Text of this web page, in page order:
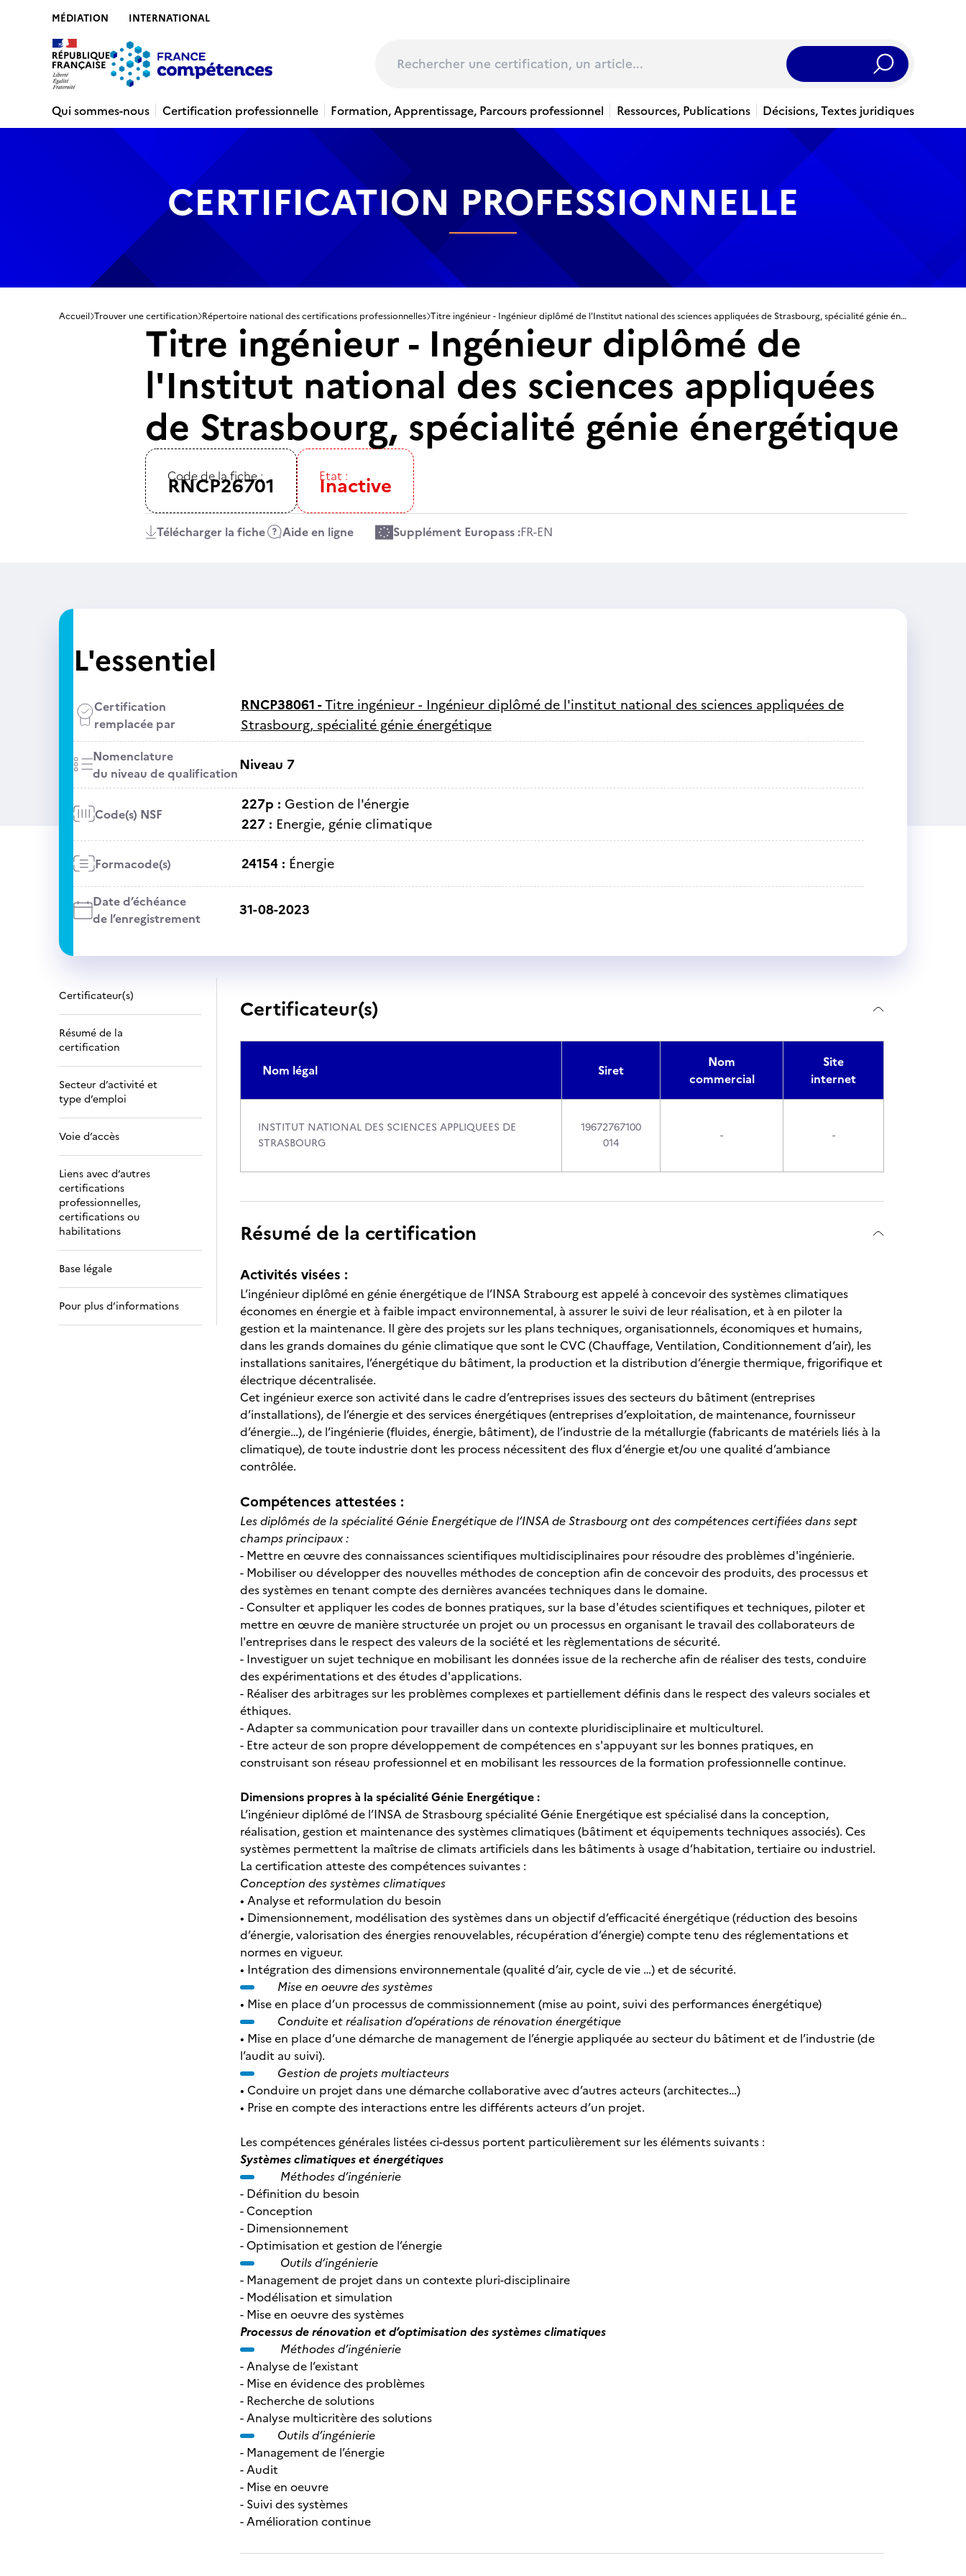
MÉDIATION INTERNATIONAL
Rechercher
Qui sommes-nous
Certification professionnelle Formation, Apprentissage, Parcours professionnel Ressources, Publications Décisions, Textes juridiques
CERTIFICATION PROFESSIONNELLE
Accueil Trouver une certification Répertoire national des certifications professionnelles Titre ingénieur - Ingénieur diplômé de l'Institut national des sciences appliquées de Strasbourg, spécialité génie énergétique
Titre ingénieur - Ingénieur diplômé de
l'Institut national des sciences appliquées
de Strasbourg, spécialité génie énergétique
Code de la fiche :
RNCP26701 Etat :
Inactive
Télécharger la fiche Aide en ligne Supplément Europass :FR-EN
L'essentiel
Certification
remplacée par
RNCP38061 -Titre ingénieur - Ingénieur diplômé de l'institut national des sciences appliquées de
Strasbourg, spécialité génie énergétique
Nomenclature
du niveau de qualificationNiveau 7
Code(s) NSF
227p : Gestion de l'énergie
227 : Energie, génie climatique
Formacode(s) 24154 : Énergie
Date d’échéance
de l’enregistrement
31-08-2023
Certificateur(s)
Résumé de la
certification
Secteur d’activité et
type d’emploi
Voie d’accès
Liens avec d’autres
certifications
professionnelles,
certifications ou
habilitations
Base légale
Pour plus d’informations
Certificateur(s)
Nom légal Siret
Nom
commercial
Site
internet
INSTITUT NATIONAL DES SCIENCES APPLIQUEES DE
STRASBOURG
19672767100
014
- -
Résumé de la certification
Activités visées :
L’ingénieur diplômé en génie énergétique de l’INSA Strabourg est appelé à concevoir des systèmes climatiques
économes en énergie et à faible impact environnemental, à assurer le suivi de leur réalisation, et à en piloter la
gestion et la maintenance. Il gère des projets sur les plans techniques, organisationnels, économiques et humains,
dans les grands domaines du génie climatique que sont le CVC (Chauffage, Ventilation, Conditionnement d’air), les
installations sanitaires, l’énergétique du bâtiment, la production et la distribution d’énergie thermique, frigorifique et
électrique décentralisée.
Cet ingénieur exerce son activité dans le cadre d’entreprises issues des secteurs du bâtiment (entreprises
d’installations), de l’énergie et des services énergétiques (entreprises d’exploitation, de maintenance, fournisseur
d’énergie…), de l’ingénierie (fluides, énergie, bâtiment), de l’industrie de la métallurgie (fabricants de matériels liés à la
climatique), de toute industrie dont les process nécessitent des flux d’énergie et/ou une qualité d’ambiance
contrôlée.
Compétences attestées :
Les diplômés de la spécialité Génie Energétique de l’INSA de Strasbourg ont des compétences certifiées dans sept
champs principaux :
- Mettre en œuvre des connaissances scientifiques multidisciplinaires pour résoudre des problèmes d'ingénierie.
- Mobiliser ou développer des nouvelles méthodes de conception afin de concevoir des produits, des processus et
des systèmes en tenant compte des dernières avancées techniques dans le domaine.
- Consulter et appliquer les codes de bonnes pratiques, sur la base d'études scientifiques et techniques, piloter et
mettre en œuvre de manière structurée un projet ou un processus en organisant le travail des collaborateurs de
l'entreprises dans le respect des valeurs de la société et les règlementations de sécurité.
- Investiguer un sujet technique en mobilisant les données issue de la recherche afin de réaliser des tests, conduire
des expérimentations et des études d'applications.
- Réaliser des arbitrages sur les problèmes complexes et partiellement définis dans le respect des valeurs sociales et
éthiques.
- Adapter sa communication pour travailler dans un contexte pluridisciplinaire et multiculturel.
- Etre acteur de son propre développement de compétences en s'appuyant sur les bonnes pratiques, en
construisant son réseau professionnel et en mobilisant les ressources de la formation professionnelle continue.
Dimensions propres à la spécialité Génie Energétique :
L’ingénieur diplômé de l’INSA de Strasbourg spécialité Génie Energétique est spécialisé dans la conception,
réalisation, gestion et maintenance des systèmes climatiques (bâtiment et équipements techniques associés). Ces
systèmes permettent la maîtrise de climats artificiels dans les bâtiments à usage d’habitation, tertiaire ou industriel.
La certification atteste des compétences suivantes :
Conception des systèmes climatiques
• Analyse et reformulation du besoin
• Dimensionnement, modélisation des systèmes dans un objectif d’efficacité énergétique (réduction des besoins
d’énergie, valorisation des énergies renouvelables, récupération d’énergie) compte tenu des réglementations et
normes en vigueur.
• Intégration des dimensions environnementale (qualité d’air, cycle de vie …) et de sécurité.
Mise en oeuvre des systèmes
• Mise en place d’un processus de commissionnement (mise au point, suivi des performances énergétique)
Conduite et réalisation d’opérations de rénovation énergétique
• Mise en place d’une démarche de management de l’énergie appliquée au secteur du bâtiment et de l’industrie (de
l’audit au suivi).
Gestion de projets multiacteurs
• Conduire un projet dans une démarche collaborative avec d’autres acteurs (architectes…)
• Prise en compte des interactions entre les différents acteurs d’un projet.
Les compétences générales listées ci-dessus portent particulièrement sur les éléments suivants :
Systèmes climatiques et énergétiques
Méthodes d’ingénierie
- Définition du besoin
- Conception
- Dimensionnement
- Optimisation et gestion de l’énergie
Outils d’ingénierie
- Management de projet dans un contexte pluri-disciplinaire
- Modélisation et simulation
- Mise en oeuvre des systèmes
Processus de rénovation et d’optimisation des systèmes climatiques
Méthodes d’ingénierie
- Analyse de l’existant
- Mise en évidence des problèmes
- Recherche de solutions
- Analyse multicritère des solutions
Outils d’ingénierie
- Management de l’énergie
- Audit
- Mise en oeuvre
- Suivi des systèmes
- Amélioration continue